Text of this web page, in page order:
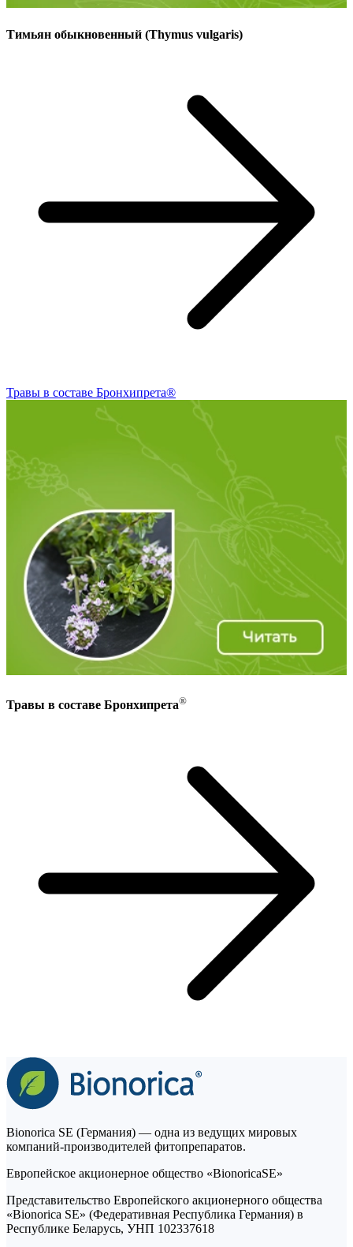
Тимьян обыкновенный (Thymus vulgaris)
Травы в составе Бронхипрета®
Травы в составе Бронхипрета®
Bionorica SE (Германия) — одна из ведущих мировых
компаний-производителей фитопрепаратов.
Европейское акционерное общество «BionoricaSE»
Представительство Европейского акционерного общества
«Bionorica SE» (Федеративная Республика Германия) в
Республике Беларусь, УНП 102337618